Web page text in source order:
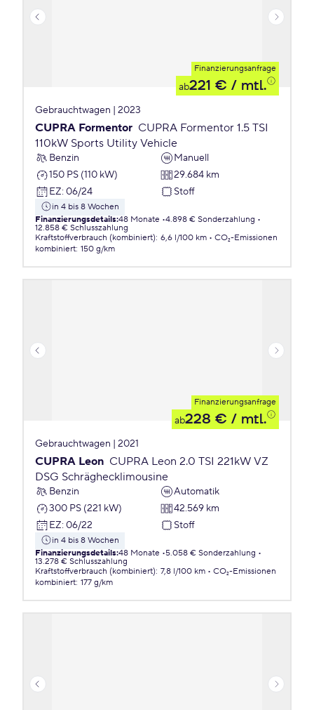
Finanzierungsanfrage
ab221 € / mtl.
Gebrauchtwagen | 2023
CUPRA Formentor CUPRA Formentor 1.5 TSI
110kW Sports Utility Vehicle
Benzin
Manuell
150 PS (110 kW)
29.684 km
EZ: 06/24 Stoff
in 4 bis 8 Wochen
Finanzierungsdetails:48 Monate 4.898 € Sonderzahlung
12.858 € Schlusszahlung
Kraftstoffverbrauch (kombiniert): 6,6 l/100 km
CO₂-Emissionen
kombiniert: 150 g/km
Finanzierungsanfrage
ab228 € / mtl.
Gebrauchtwagen | 2021
CUPRA Leon CUPRA Leon 2.0 TSI 221kW VZ
DSG Schräghecklimousine
Benzin
Automatik
300 PS (221 kW)
42.569 km
EZ: 06/22 Stoff
in 4 bis 8 Wochen
Finanzierungsdetails:48 Monate 5.058 € Sonderzahlung
13.278 € Schlusszahlung
Kraftstoffverbrauch (kombiniert): 7,8 l/100 km
CO₂-Emissionen
kombiniert: 177 g/km